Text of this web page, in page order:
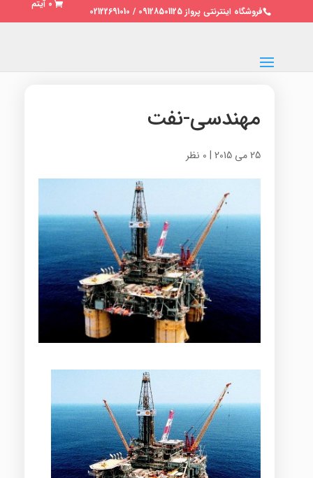
فروشگاه اینترنتی پرواز 09128501125 / 02122691010
0 آیتم
مهندسی-نفت
25 می 2015 | 0 نظر